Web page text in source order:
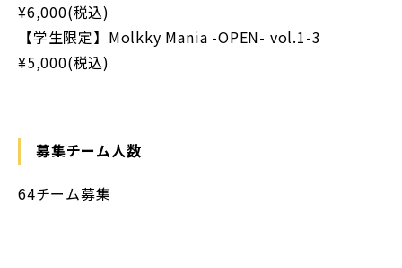
¥6,000(税込)
【学生限定】Molkky Mania -OPEN- vol.1-3
¥5,000(税込)
募集チーム人数
64チーム募集